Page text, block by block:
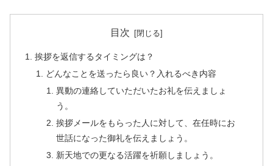
目次
挨拶を返信するタイミングは？
どんなことを送ったら良い？入れるべき内容
異動の連絡していただいたお礼を伝えましょ
う。
挨拶メールをもらった人に対して、在任時にお
世話になった御礼を伝えましょう。
新天地での更なる活躍を祈願しましょう。